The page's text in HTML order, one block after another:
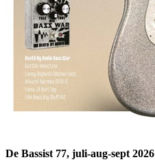
De Bassist 77, juli-aug-sept 2026